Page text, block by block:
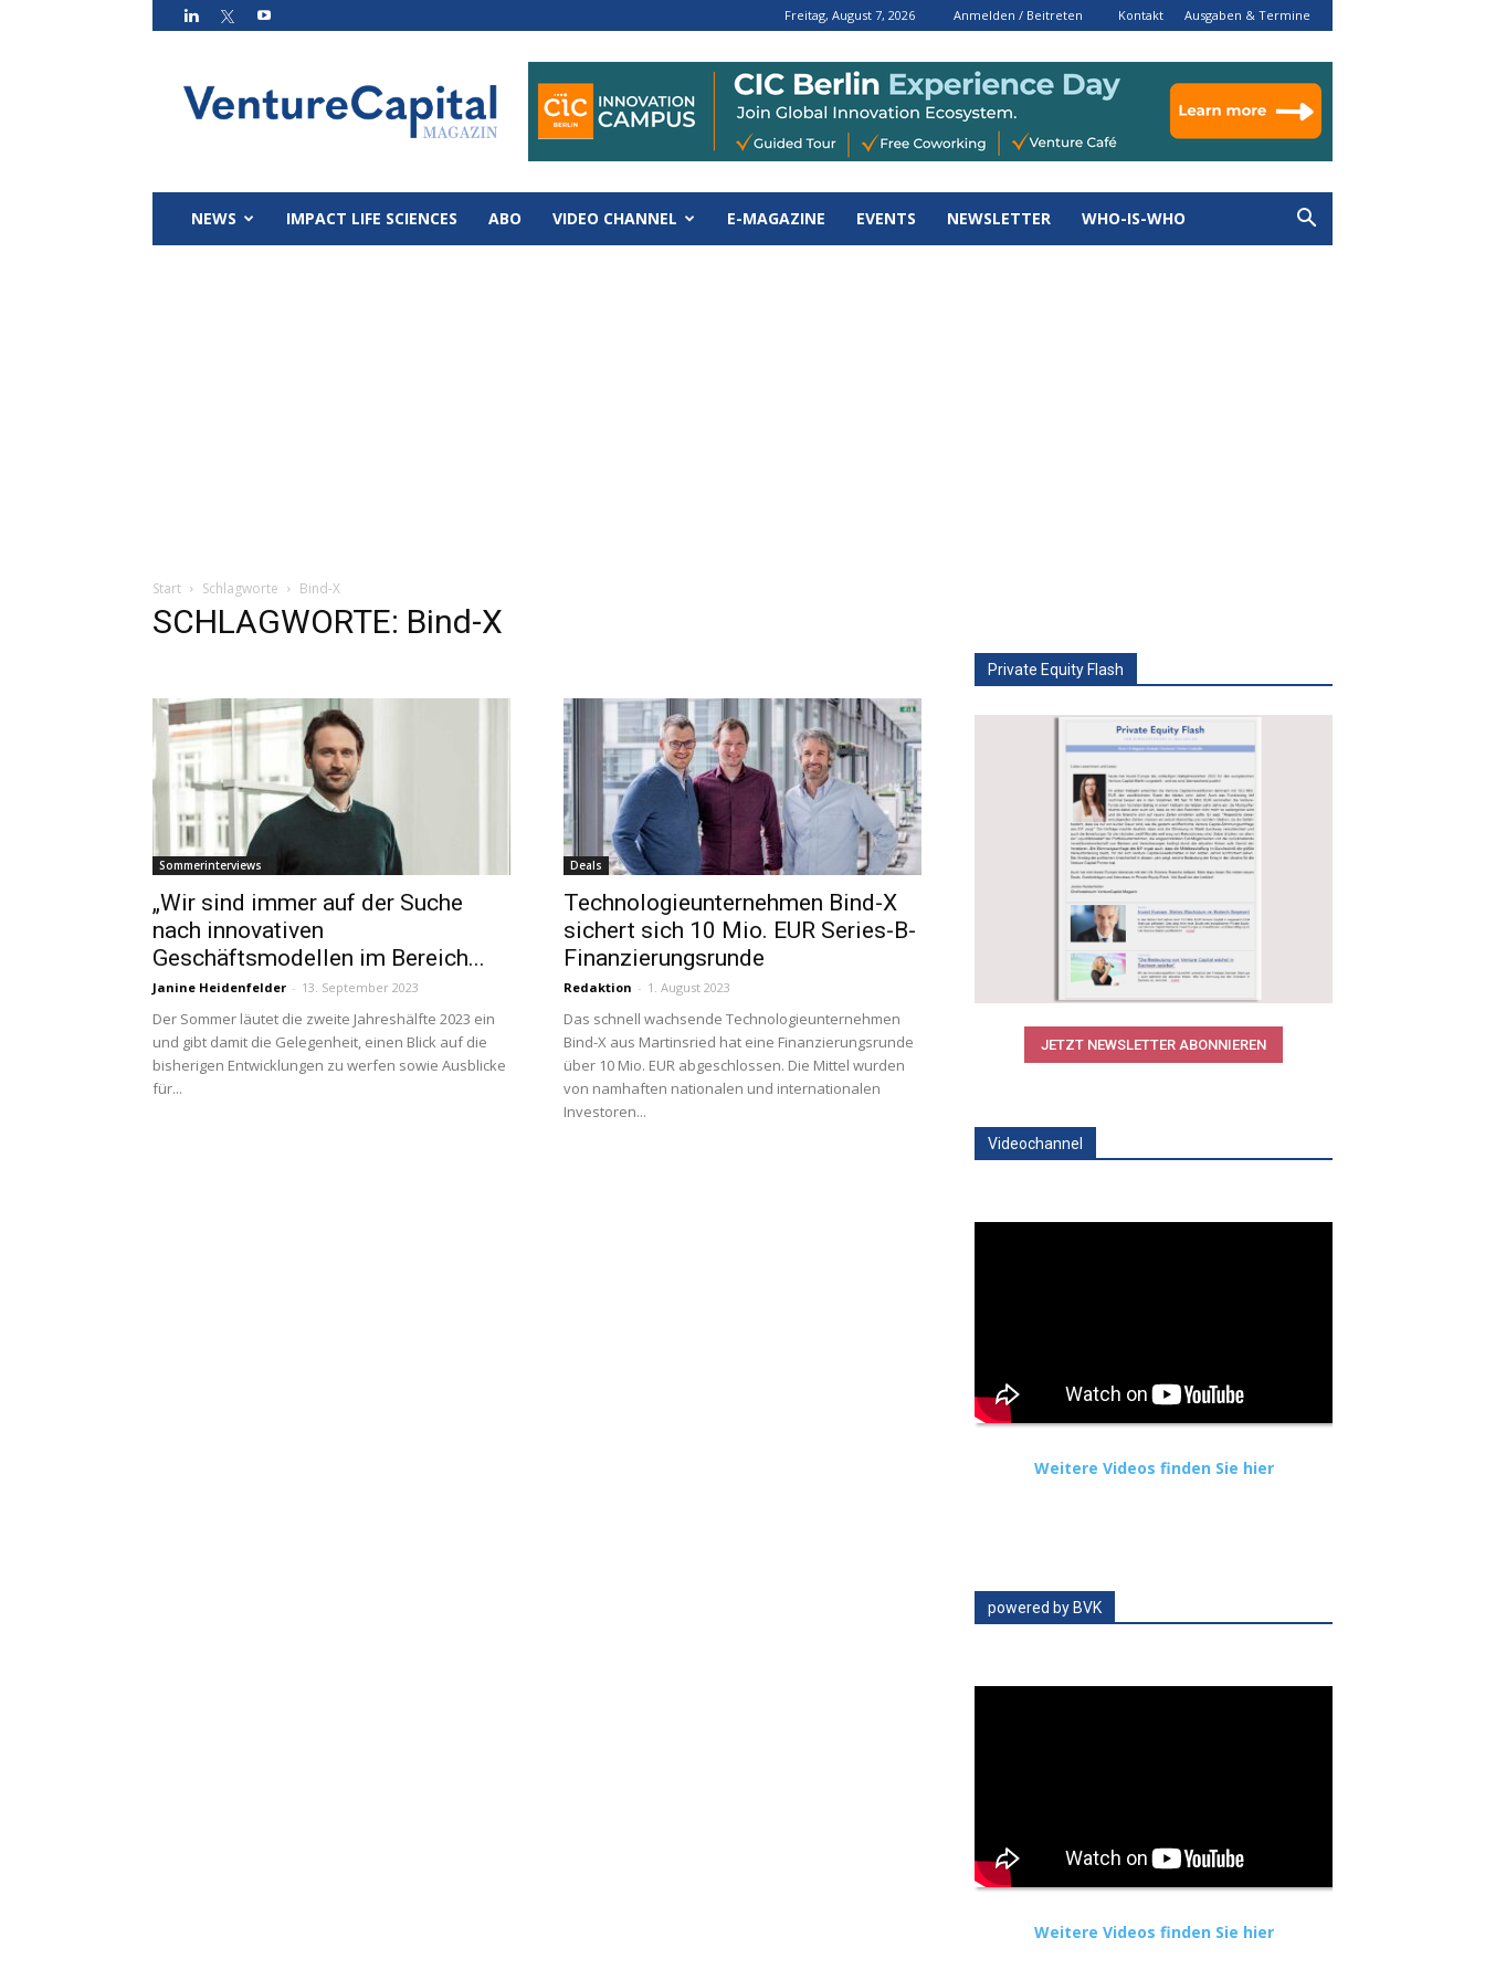
Freitag, August 7, 2026 Anmelden / Beitreten Kontakt Ausgaben & Termine
Magazin
NEWS IMPACT LIFE SCIENCES ABO VIDEO CHANNEL E-MAGAZINE EVENTS NEWSLETTER WHO-IS-WHO
Start Schlagworte Bind-X
SCHLAGWORTE: Bind-X
Sommerinterviews
„Wir sind immer auf der Suche
nach innovativen
Geschäftsmodellen im Bereich...
Janine Heidenfelder - 13. September 2023
Der Sommer läutet die zweite Jahreshälfte 2023 ein
und gibt damit die Gelegenheit, einen Blick auf die
bisherigen Entwicklungen zu werfen sowie Ausblicke
für...
Deals
Technologieunternehmen Bind-X
sichert sich 10 Mio. EUR Series-B-
Finanzierungsrunde
Redaktion - 1. August 2023
Das schnell wachsende Technologieunternehmen
Bind-X aus Martinsried hat eine Finanzierungsrunde
über 10 Mio. EUR abgeschlossen. Die Mittel wurden
von namhaften nationalen und internationalen
Investoren...
Private Equity Flash
JETZT NEWSLETTER ABONNIEREN
Videochannel
Weitere Videos finden Sie hier
powered by BVK
Weitere Videos finden Sie hier